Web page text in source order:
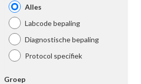
Alles
Labcode bepaling
Diagnostische bepaling
Protocol specifiek
Groep